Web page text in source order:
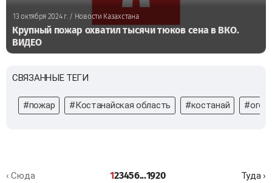
13 октября 2024 г./ Новости Казахстана
Крупный пожар охватил тысячи тюков сена в ВКО.
ВИДЕО
СВЯЗАННЫЕ ТЕГИ
#пожар #Костанайская область #костанай
‹ Сюда 123456...1920 Туда ›